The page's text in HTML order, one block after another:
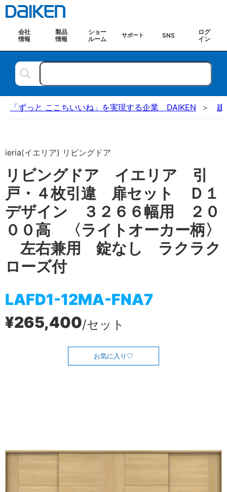
会社
情報
製品
情報
ショー
ルーム
サポート SNS
ログ
イン
「ずっと ここちいいね」を実現する企業 DAIKEN 建
ieria(イエリア) リビングドア
リビングドア イエリア 引
戸・４枚引違 扉セット Ｄ１
デザイン ３２６６幅用 ２０
００高 〈ライトオーカー柄〉
左右兼用 錠なし ラクラク
ローズ付
LAFD1-12MA-FNA7
¥265,400/セット
お気に入り